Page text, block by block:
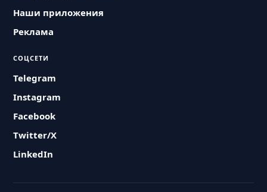
Наши приложения
Реклама
СОЦСЕТИ
Telegram
Instagram
Facebook
Twitter/X
LinkedIn